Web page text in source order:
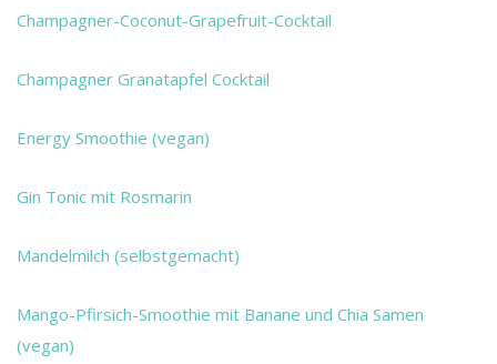
Champagner-Coconut-Grapefruit-Cocktail
Champagner Granatapfel Cocktail
Energy Smoothie (vegan)
Gin Tonic mit Rosmarin
Mandelmilch (selbstgemacht)
Mango-Pfirsich-Smoothie mit Banane und Chia Samen
(vegan)